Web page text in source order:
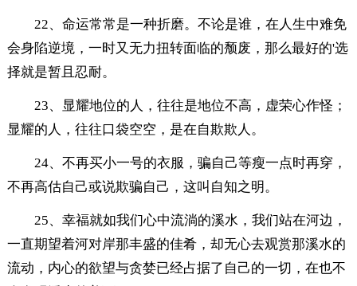
22、命运常常是一种折磨。不论是谁，在人生中难免
会身陷逆境，一时又无力扭转面临的颓废，那么最好的'选
择就是暂且忍耐。
23、显耀地位的人，往往是地位不高，虚荣心作怪；
显耀的人，往往口袋空空，是在自欺欺人。
24、不再买小一号的衣服，骗自己等瘦一点时再穿，
不再高估自己或说欺骗自己，这叫自知之明。
25、幸福就如我们心中流淌的溪水，我们站在河边，
一直期望着河对岸那丰盛的佳肴，却无心去观赏那溪水的
流动，内心的欲望与贪婪已经占据了自己的一切，在也不